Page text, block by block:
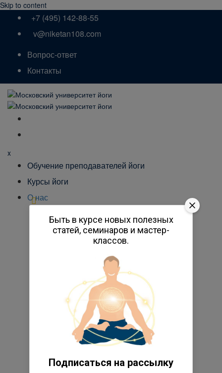
Skip to content
+7 (495) 142-88-55
v@niketan108.com
Вопрос-ответ
Контакты
x
Обучение преподавателей йоги
Курсы йоги
О нас
Специалисты
Психологическое консультирование
Персональные занятия йогой
Энциклопедия йоги
Исследовательский центр
Реестр выпускников
Быть в курсе новых полезных
статей, семинаров и мастер-
классов.
Подписаться на рассылку